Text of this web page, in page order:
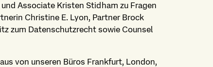
Associate Kristen Stidham zu Fragen
Christine E. Lyon, Partner Brock
zum Datenschutzrecht sowie Counsel
von unseren Büros Frankfurt, London,